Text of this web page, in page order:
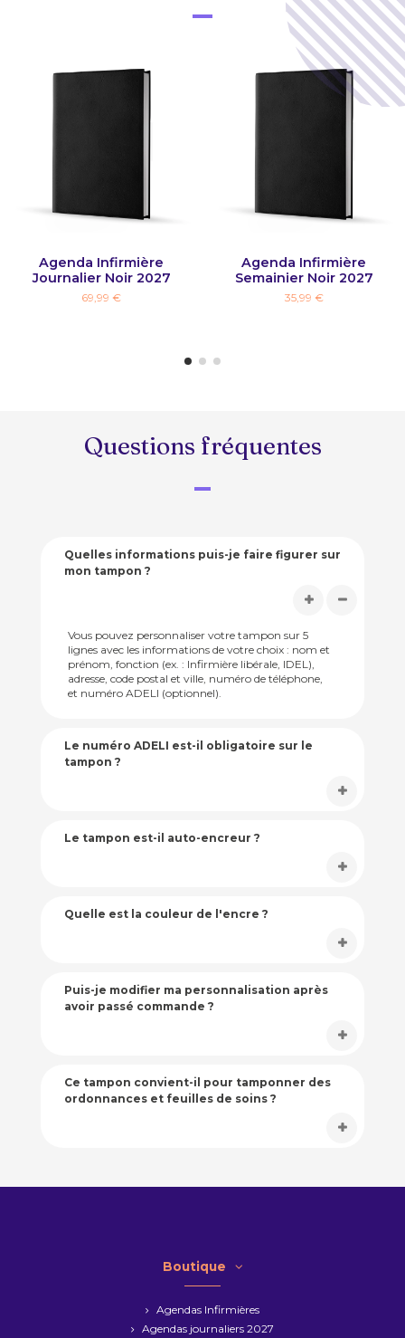
Agenda Infirmière
Journalier Noir 2027
69,99 €
Agenda Infirmière
Semainier Noir 2027
35,99 €
Questions fréquentes
Quelles informations puis-je faire figurer sur
mon tampon ?
Vous pouvez personnaliser votre tampon sur 5
lignes avec les informations de votre choix : nom et
prénom, fonction (ex. : Infirmière libérale, IDEL),
adresse, code postal et ville, numéro de téléphone,
et numéro ADELI (optionnel).
Le numéro ADELI est-il obligatoire sur le
tampon ?
Le tampon est-il auto-encreur ?
Quelle est la couleur de l'encre ?
Puis-je modifier ma personnalisation après
avoir passé commande ?
Ce tampon convient-il pour tamponner des
ordonnances et feuilles de soins ?
Boutique
Agendas Infirmières
Agendas journaliers 2027